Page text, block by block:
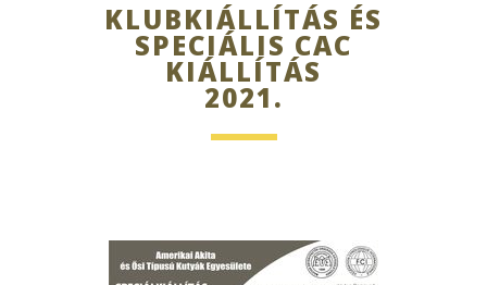
KLUBKIÁLLÍTÁS ÉS
SPECIÁLIS CAC
KIÁLLÍTÁS
2021.